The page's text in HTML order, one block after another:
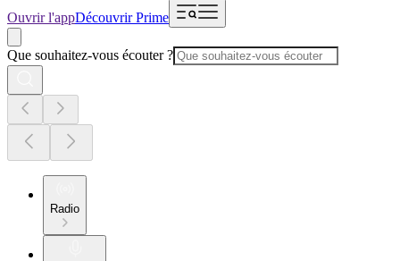
Ouvrir l'appDécouvrir Prime
Que souhaitez-vous écouter ?
Radio